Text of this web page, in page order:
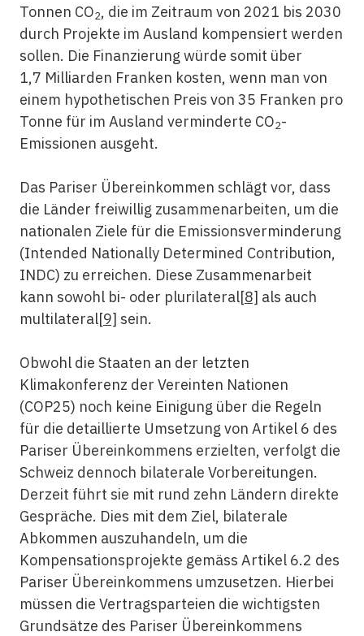
Tonnen CO2, die im Zeitraum von 2021 bis 2030
durch Projekte im Ausland kompensiert werden
sollen. Die Finanzierung würde somit über
1,7 Milliarden Franken kosten, wenn man von
einem hypothetischen Preis von 35 Franken pro
Tonne für im Ausland verminderte CO2-
Emissionen ausgeht.
Das Pariser Übereinkommen schlägt vor, dass
die Länder freiwillig zusammenarbeiten, um die
nationalen Ziele für die Emissionsverminderung
(Intended Nationally Determined Contribution,
INDC) zu erreichen. Diese Zusammenarbeit
kann sowohl bi- oder plurilateral[8] als auch
multilateral[9] sein.
Obwohl die Staaten an der letzten
Klimakonferenz der Vereinten Nationen
(COP25) noch keine Einigung über die Regeln
für die detaillierte Umsetzung von Artikel 6 des
Pariser Übereinkommens erzielten, verfolgt die
Schweiz dennoch bilaterale Vorbereitungen.
Derzeit führt sie mit rund zehn Ländern direkte
Gespräche. Dies mit dem Ziel, bilaterale
Abkommen auszuhandeln, um die
Kompensationsprojekte gemäss Artikel 6.2 des
Pariser Übereinkommens umzusetzen. Hierbei
müssen die Vertragsparteien die wichtigsten
Grundsätze des Pariser Übereinkommens